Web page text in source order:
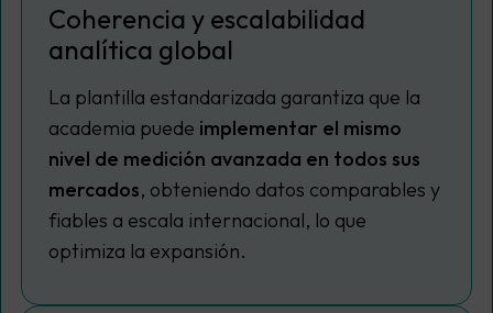
Coherencia y escalabilidad
analítica global
La plantilla estandarizada garantiza que la
academia puede implementar el mismo
nivel de medición avanzada en todos sus
mercados, obteniendo datos comparables y
fiables a escala internacional, lo que
optimiza la expansión.